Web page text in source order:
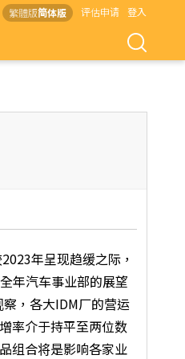
繁體版简体版 评估申请 登入
年呈现趋缓之际，
年汽车事业部的展望
，各大IDM厂的营运
率介于持平至两位数
组合将是影响各家业